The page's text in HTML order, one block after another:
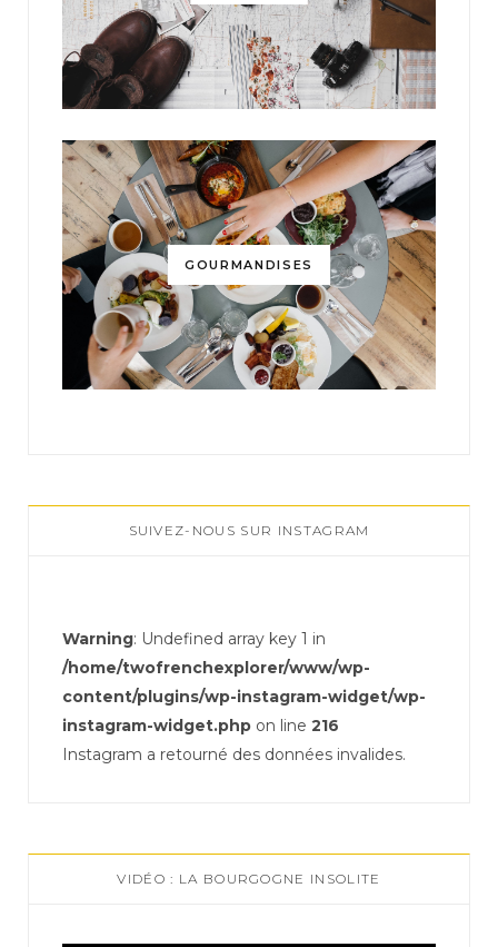
GOURMANDISES
SUIVEZ-NOUS SUR INSTAGRAM
Warning: Undefined array key 1 in
/home/twofrenchexplorer/www/wp-
content/plugins/wp-instagram-widget/wp-
instagram-widget.php on line 216
Instagram a retourné des données invalides.
VIDÉO : LA BOURGOGNE INSOLITE